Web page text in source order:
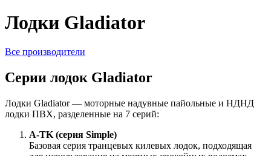
Лодки Gladiator
Все производители
Серии лодок Gladiator
Лодки Gladiator — моторные надувные пайольные и НДНД
лодки ПВХ, разделенные на 7 серий:
A-TK (серия Simple)
Базовая серия транцевых килевых лодок, подходящая